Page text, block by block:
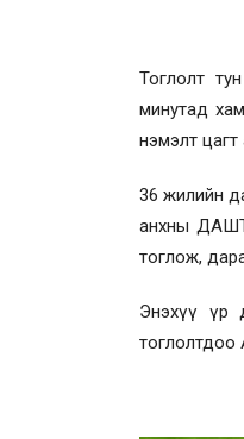
Тоглолт
минутад
нэмэлт
36 жилийн
анхны
тоглож,
Энэхүү үр
тоглолтдоо